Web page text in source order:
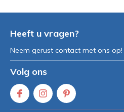
Heeft u vragen?
Neem gerust contact met ons op!
Volg ons